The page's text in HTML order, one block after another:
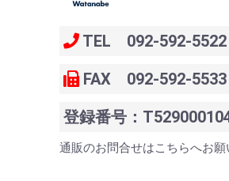
TEL 092-592-5522
FAX 092-592-5533
登録番号：
通販のお問合せはこちらへお願